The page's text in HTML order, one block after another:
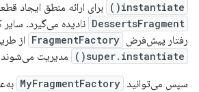
instantiate() برای ارائه منطق ایجاد
DessertsFragment نادیده می‌گیرد.
رفتار پیش‌فرض FragmentFactory از
super.instantiate()
مدیریت
سپس می‌توانید MyFragmentFactory